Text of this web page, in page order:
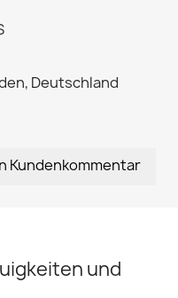
Deutschland
Kundenkommentar
und